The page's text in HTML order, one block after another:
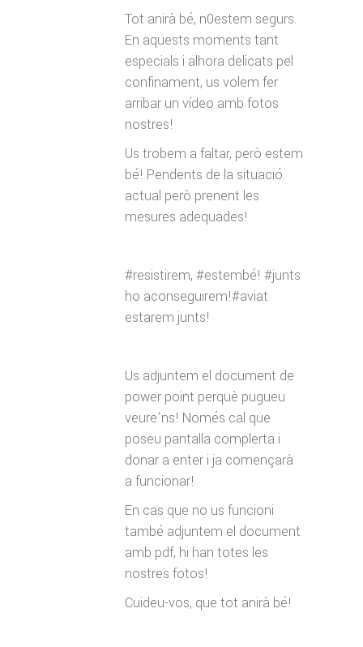
Tot anirà bé, n0estem segurs.
En aquests moments tant
especials i alhora delicats pel
confinament, us volem fer
arribar un vídeo amb fotos
nostres!
Us trobem a faltar, però estem
bé! Pendents de la situació
actual però prenent les
mesures adequades!
#resistirem, #estembé! #junts
ho aconseguirem!#aviat
estarem junts!
Us adjuntem el document de
power point perquè pugueu
veure’ns! Només cal que
poseu pantalla complerta i
donar a enter i ja començarà
a funcionar!
En cas que no us funcioni
també adjuntem el document
amb pdf, hi han totes les
nostres fotos!
Cuideu-vos, que tot anirà bé!